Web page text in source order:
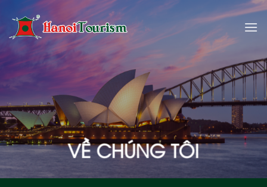
qua
dung
VỀ CHÚNG TÔI